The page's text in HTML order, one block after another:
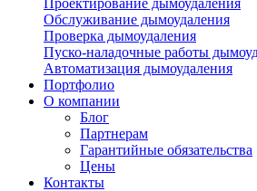
Проектирование дымоудаления
Обслуживание дымоудаления
Проверка дымоудаления
Пуско-наладочные работы
Автоматизация дымоудаления
Портфолио
О компании
Блог
Партнерам
Гарантийные обязательства
Цены
Контакты